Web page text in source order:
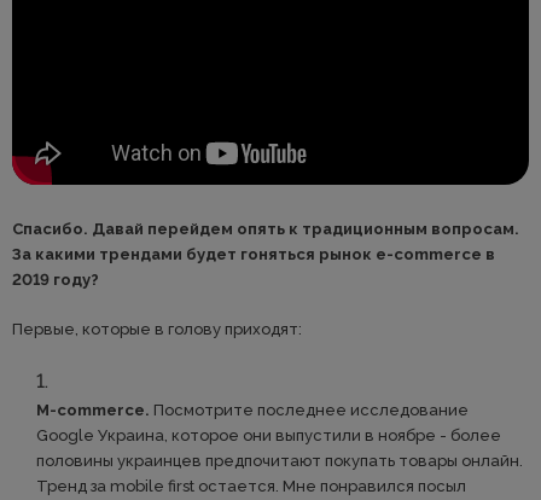
Спасибо. Давай перейдем опять к традиционным вопросам.
За какими трендами будет гоняться рынок e-commerce в
2019 году?
Первые, которые в голову приходят:
M-commerce. Посмотрите последнее исследование
Google Украина, которое они выпустили в ноябре - более
половины украинцев предпочитают покупать товары онлайн.
Тренд за mobile first остается. Мне понравился посыл